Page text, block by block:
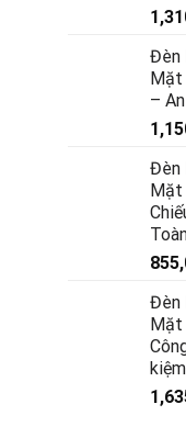
Đèn
Mặt
–
Đèn
Mặt
Đèn
Mặt